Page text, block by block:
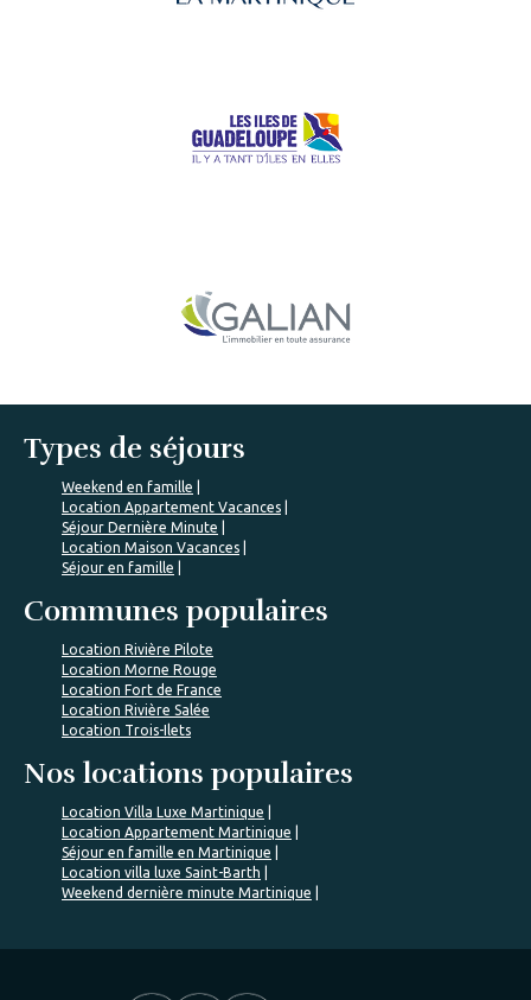
Types de séjours
Weekend en famille
Location Appartement Vacances
Séjour Dernière Minute
Location Maison Vacances
Séjour en famille
Communes populaires
Location Rivière Pilote
Location Morne Rouge
Location Fort de France
Location Rivière Salée
Location Trois-Ilets
Nos locations populaires
Location Villa Luxe Martinique
Location Appartement Martinique
Séjour en famille en Martinique
Location villa luxe Saint-Barth
Weekend dernière minute Martinique